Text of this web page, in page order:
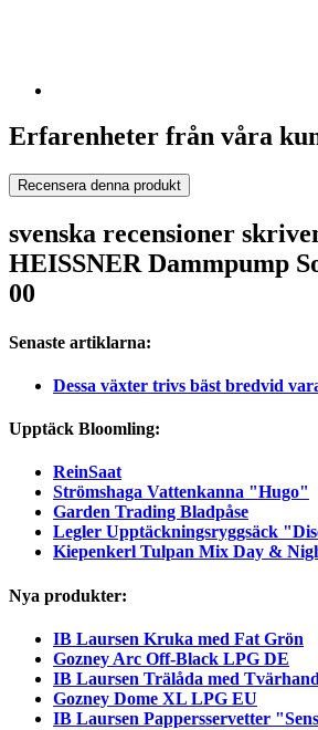
Erfarenheter från våra
Recensera denna produkt
svenska recensioner
HEISSNER Damm­pump
00
Senaste artiklarna:
Dessa växter trivs bäst bredvid
Upptäck Bloomling:
ReinSaat
Strömshaga Vattenkanna "Hugo"
Garden Trading Bladpåse
Legler Upptäckningsryggsäck
Kiepenkerl Tulpan Mix Day &
Nya produkter:
IB Laursen Kruka med Fat Grön
Gozney Arc Off-Black LPG DE
IB Laursen Trälåda med
Gozney Dome XL LPG EU
IB Laursen Pappersservetter